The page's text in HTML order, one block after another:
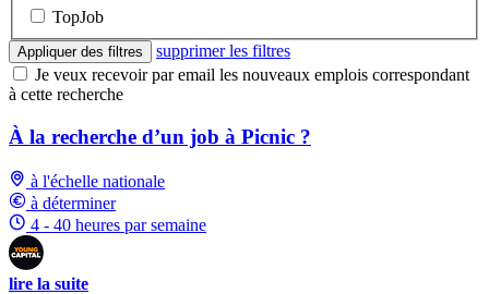
TopJob
Appliquer des filtres
supprimer les filtres
Je veux recevoir par email les nouveaux emplois correspondant
à cette recherche
À la recherche d’un job à Picnic ?
à l'échelle nationale
à déterminer
4 - 40 heures par semaine
lire la suite